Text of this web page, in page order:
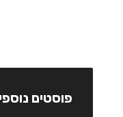
פוסטים